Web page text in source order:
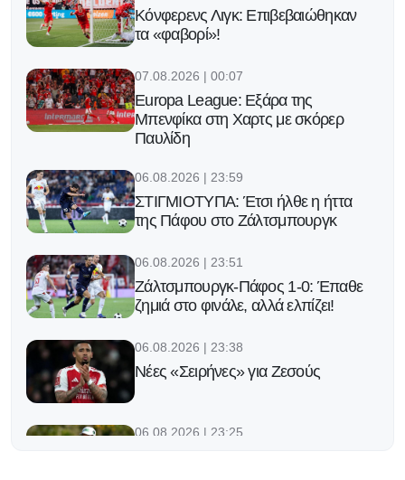
Κόνφερενς Λιγκ: Επιβεβαιώθηκαν
τα «φαβορί»!
07.08.2026 | 00:07
Europa League: Εξάρα της
Μπενφίκα στη Χαρτς με σκόρερ
Παυλίδη
06.08.2026 | 23:59
ΣΤΙΓΜΙΟΤΥΠΑ: Έτσι ήλθε η ήττα
της Πάφου στο Ζάλτσμπουργκ
06.08.2026 | 23:51
Ζάλτσμπουργκ-Πάφος 1-0: Έπαθε
ζημιά στο φινάλε, αλλά ελπίζει!
06.08.2026 | 23:38
Νέες «Σειρήνες» για Ζεσούς
06.08.2026 | 23:25